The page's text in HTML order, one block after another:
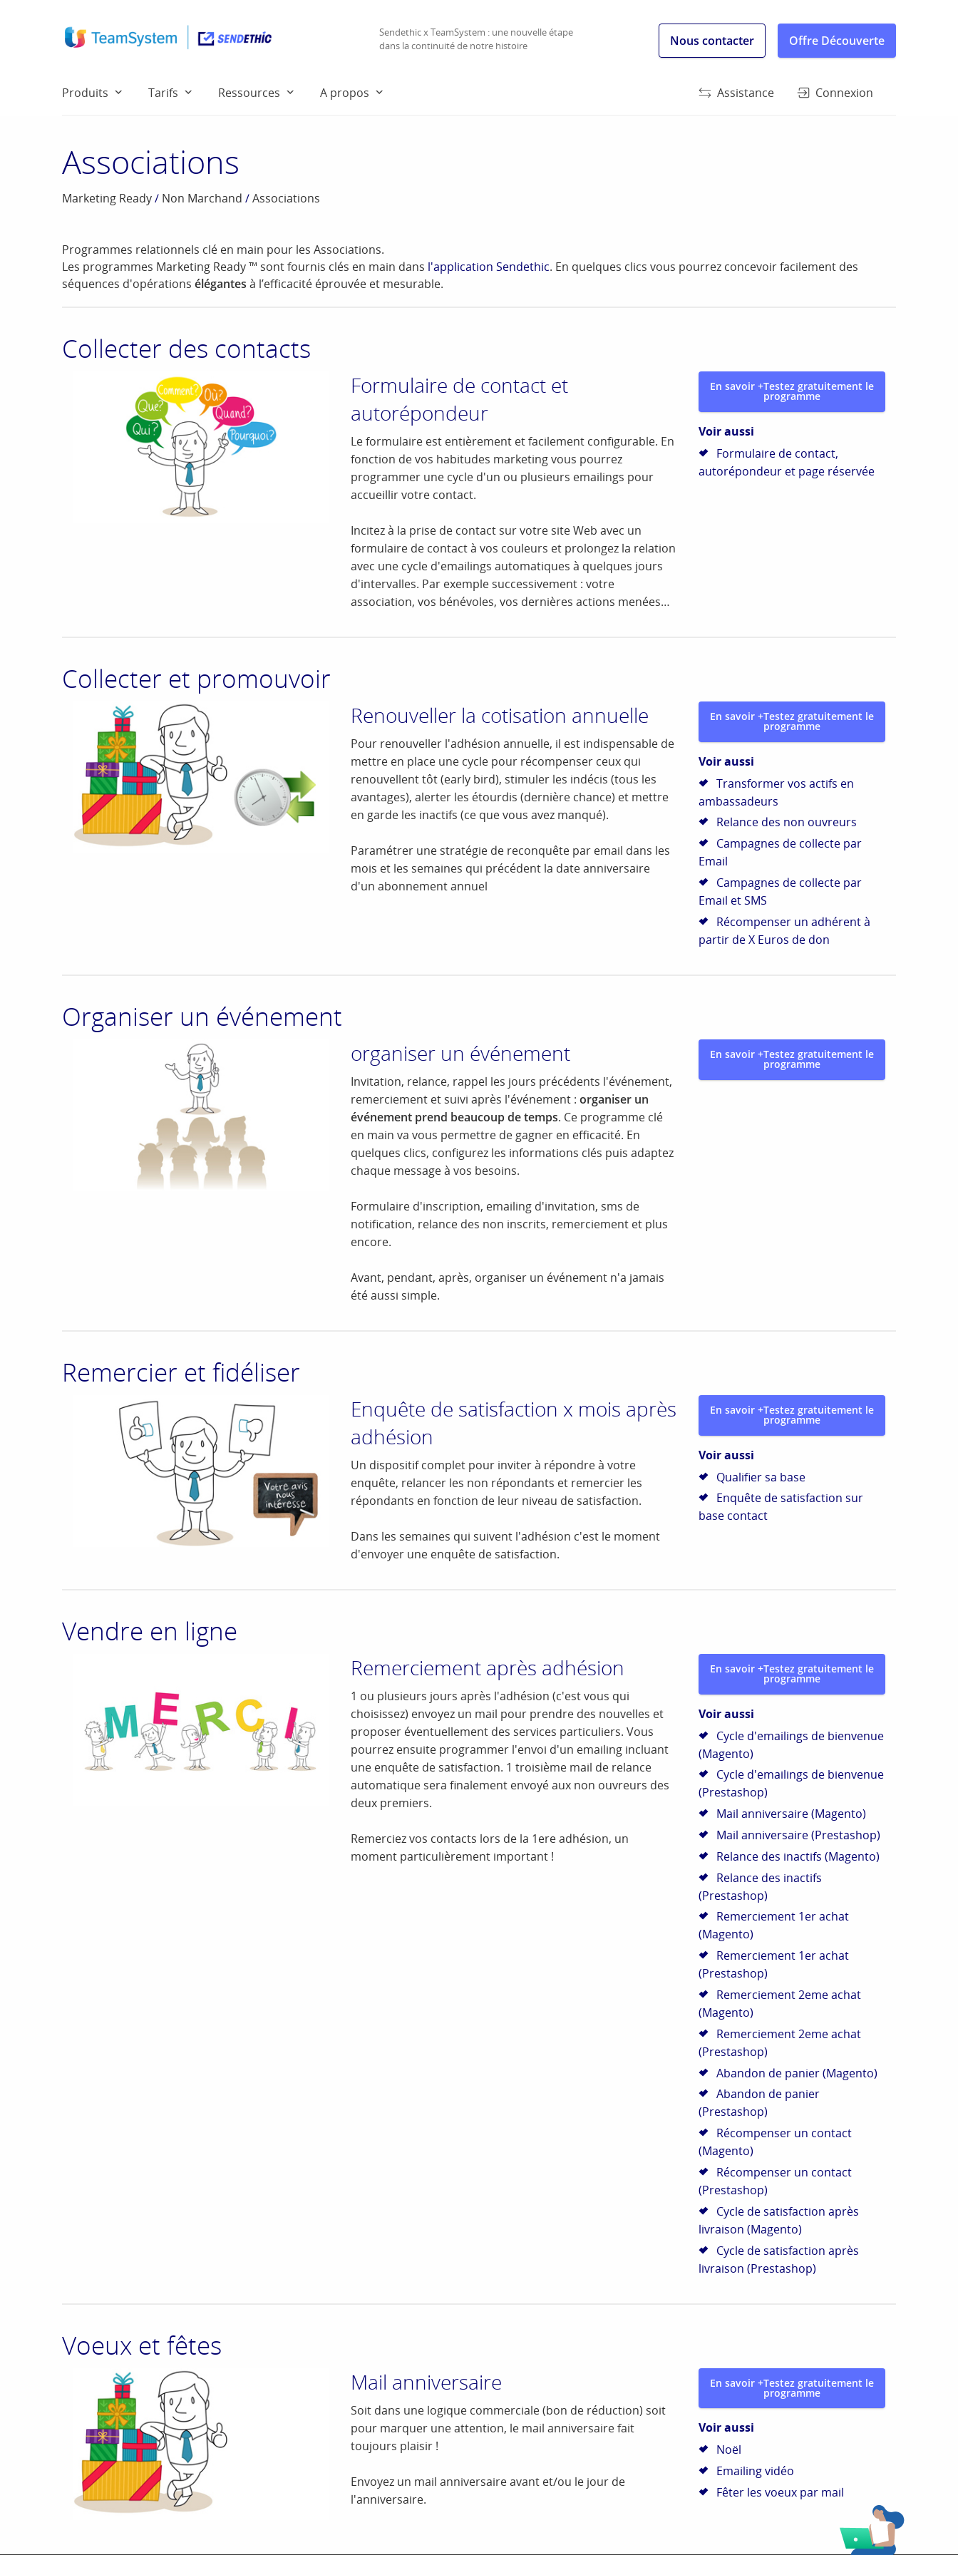
Sendethic x TeamSystem : une nouvelle étape
dans la continuité de notre histoire
Nous contacter Offre Découverte
Produits Tarifs Ressources A propos Assistance Connexion
Associations
Marketing Ready/ Non Marchand /Associations
Programmes relationnels clé en main pour les Associations.
Les programmes Marketing Ready ™ sont fournis clés en main dans l'application Sendethic. En quelques clics vous pourrez concevoir facilement des
séquences d'opérations élégantes à l’efficacité éprouvée et mesurable.
Collecter des contacts
Formulaire de contact et
autorépondeur
Le formulaire est entièrement et facilement configurable. En
fonction de vos habitudes marketing vous pourrez
programmer une cycle d'un ou plusieurs emailings pour
accueillir votre contact.
Incitez à la prise de contact sur votre site Web avec un
formulaire de contact à vos couleurs et prolongez la relation
avec une cycle d'emailings automatiques à quelques jours
d'intervalles. Par exemple successivement : votre
association, vos bénévoles, vos dernières actions menées…
En savoir +Testez gratuitement le
programme
Voir aussi
Formulaire de contact,
autorépondeur et page réservée
Collecter et promouvoir
Renouveller la cotisation annuelle
Pour renouveller l'adhésion annuelle, il est indispensable de
mettre en place une cycle pour récompenser ceux qui
renouvellent tôt (early bird), stimuler les indécis (tous les
avantages), alerter les étourdis (dernière chance) et mettre
en garde les inactifs (ce que vous avez manqué).
Paramétrer une stratégie de reconquête par email dans les
mois et les semaines qui précédent la date anniversaire
d'un abonnement annuel
En savoir +Testez gratuitement le
programme
Voir aussi
Transformer vos actifs en
ambassadeurs
Relance des non ouvreurs
Campagnes de collecte par
Email
Campagnes de collecte par
Email et SMS
Récompenser un adhérent à
partir de X Euros de don
Organiser un événement
organiser un événement
Invitation, relance, rappel les jours précédents l'événement,
remerciement et suivi après l'événement : organiser un
événement prend beaucoup de temps. Ce programme clé
en main va vous permettre de gagner en efficacité. En
quelques clics, configurez les informations clés puis adaptez
chaque message à vos besoins.
Formulaire d'inscription, emailing d'invitation, sms de
notification, relance des non inscrits, remerciement et plus
encore.
Avant, pendant, après, organiser un événement n'a jamais
été aussi simple.
En savoir +Testez gratuitement le
programme
Remercier et fidéliser
Enquête de satisfaction x mois après
adhésion
Un dispositif complet pour inviter à répondre à votre
enquête, relancer les non répondants et remercier les
répondants en fonction de leur niveau de satisfaction.
Dans les semaines qui suivent l'adhésion c'est le moment
d'envoyer une enquête de satisfaction.
En savoir +Testez gratuitement le
programme
Voir aussi
Qualifier sa base
Enquête de satisfaction sur
base contact
Vendre en ligne
Remerciement après adhésion
1 ou plusieurs jours après l'adhésion (c'est vous qui
choisissez) envoyez un mail pour prendre des nouvelles et
proposer éventuellement des services particuliers. Vous
pourrez ensuite programmer l'envoi d'un emailing incluant
une enquête de satisfaction. 1 troisième mail de relance
automatique sera finalement envoyé aux non ouvreurs des
deux premiers.
Remerciez vos contacts lors de la 1ere adhésion, un
moment particulièrement important !
En savoir +Testez gratuitement le
programme
Voir aussi
Cycle d'emailings de bienvenue
(Magento)
Cycle d'emailings de bienvenue
(Prestashop)
Mail anniversaire (Magento)
Mail anniversaire (Prestashop)
Relance des inactifs (Magento)
Relance des inactifs
(Prestashop)
Remerciement 1er achat
(Magento)
Remerciement 1er achat
(Prestashop)
Remerciement 2eme achat
(Magento)
Remerciement 2eme achat
(Prestashop)
Abandon de panier (Magento)
Abandon de panier
(Prestashop)
Récompenser un contact
(Magento)
Récompenser un contact
(Prestashop)
Cycle de satisfaction après
livraison (Magento)
Cycle de satisfaction après
livraison (Prestashop)
Voeux et fêtes
Mail anniversaire
Soit dans une logique commerciale (bon de réduction) soit
pour marquer une attention, le mail anniversaire fait
toujours plaisir !
Envoyez un mail anniversaire avant et/ou le jour de
l'anniversaire.
En savoir +Testez gratuitement le
programme
Voir aussi
Noël
Emailing vidéo
Fêter les voeux par mail